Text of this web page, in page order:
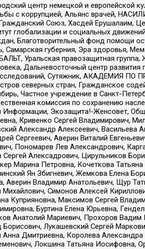
центр немецкой и европейской
с коррупцией, Альянс врачей,
Союз, Хасдей Ерушалаим,
глобализации и социальных
Благотворительный фонд помощи
Самарская губерния, Эра здоровья,
Уральская правозащитная
Дальневосточный центр развития
Сутяжник, АКАДЕМИЯ ПО
северных стран, Гражданское
Частное учреждение в Санкт-
комиссия по сохранению
Информации, Экозащита!-Женсовет,
Кривенко Сергей Владимирович,
Александр Алексеевич, Васильева
Сергеевич, Аверин Виталий
Пономарев Лев Александрович,
Алексадрович, Цирульников
Марина Петровна, Кочеткова
Ян Збигневич, Жемкова Елена
Аверин Владимир Анатольевич, Щур
Симонов Алексей
Куприяновна, Максимов Сергей
Буртина Елена Юрьевна,
Анатолий Мариевич, Прохоров
Лукашевский Сергей
Дмитриевна, Королева
Локшина Татьяна Иосифовна,